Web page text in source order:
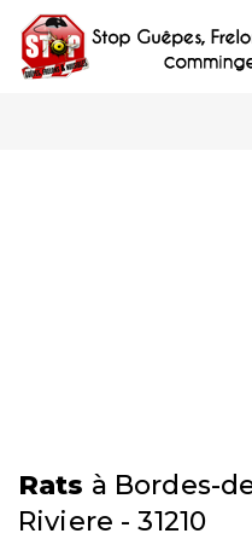
Rats à Bordes-
Riviere - 31210